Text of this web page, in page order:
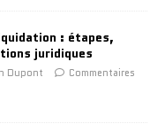
: étapes,
juridiques
Dupont
Commentaires